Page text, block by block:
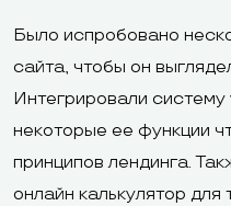
Было испробовано
сайта, чтобы он
Интегрировали
некоторые ее функции
принципов лендинга.
онлайн калькулятор